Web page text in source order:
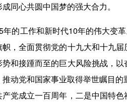
同心共圆中国梦的强大合力。
工作和新时代10年的伟大变革
，全面贯彻党的十九大和十九
和接踵而至的巨大风险挑战，
动党和国家事业取得举世瞩目
党成立一百周年，二是中国特